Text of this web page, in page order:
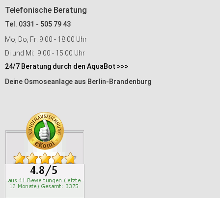
Telefonische Beratung
Tel. 0331 - 505 79 43
Mo, Do, Fr: 9:00 - 18:00 Uhr
Di und Mi: 9:00 - 15:00 Uhr
24/7 Beratung durch den AquaBot >>>
Deine Osmoseanlage aus Berlin-Brandenburg